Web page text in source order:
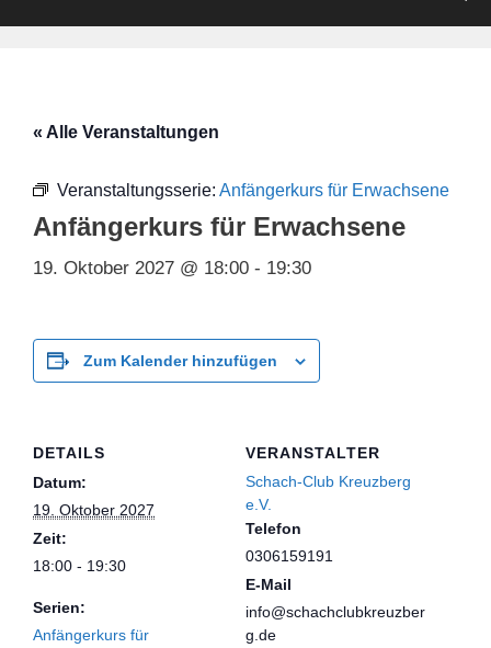
« Alle Veranstaltungen
Veranstaltungsserie: Anfängerkurs für Erwachsene
Anfängerkurs für Erwachsene
19. Oktober 2027 @ 18:00 - 19:30
Zum Kalender hinzufügen
DETAILS
Datum:
19. Oktober 2027
Zeit:
18:00 - 19:30
Serien:
Anfängerkurs für
VERANSTALTER
Schach-Club Kreuzberg
e.V.
Telefon
0306159191
E-Mail
info@schachclubkreuzber
g.de